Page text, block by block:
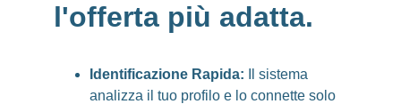
l'offerta più adatta.
Identificazione Rapida: Il sistema
analizza il tuo profilo e lo connette solo